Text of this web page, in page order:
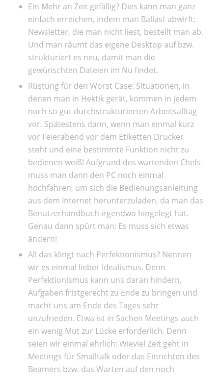
Ein Mehr an Zeit gefällig? Dies kann man ganz
einfach erreichen, indem man Ballast abwirft:
Newsletter, die man nicht liest, bestellt man ab.
Und man räumt das eigene Desktop auf bzw.
strukturiert es neu, damit man die
gewünschten Dateien im Nu findet.
Rüstung für den Worst Case: Situationen, in
denen man in Hektik gerät, kommen in jedem
noch so gut durchstrukturierten Arbeitsalltag
vor. Spätestens dann, wenn man einmal kurz
vor Feierabend vor dem Etiketten Drucker
steht und eine bestimmte Funktion nicht zu
bedienen weiß! Aufgrund des wartenden Chefs
muss man dann den PC noch einmal
hochfahren, um sich die Bedienungsanleitung
aus dem Internet herunterzuladen, da man das
Benutzerhandbuch irgendwo hingelegt hat.
Genau dann spürt man: Es muss sich etwas
ändern!
All das klingt nach Perfektionismus? Nennen
wir es einmal lieber Idealismus. Denn
Perfektionismus kann uns daran hindern,
Aufgaben fristgerecht zu Ende zu bringen und
macht uns am Ende des Tages sehr
unzufrieden. Etwa ist in Sachen Meetings auch
ein wenig Mut zur Lücke erforderlich. Denn
seien wir einmal ehrlich: Wieviel Zeit geht in
Meetings für Smalltalk oder das Einrichten des
Beamers bzw. das Warten auf den noch